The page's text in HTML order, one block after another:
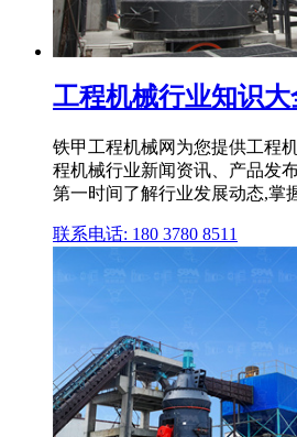
工程机械行业知识大
铁甲工程机械网为您提供工程
程机械行业新闻资讯、产品发
第一时间了解行业发展动态,掌
联系电话: 180 3780 8511